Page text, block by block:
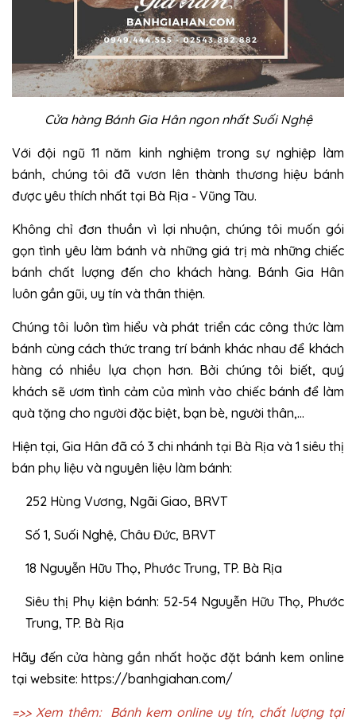
Cửa hàng Bánh Gia Hân ngon nhất Suối Nghệ
Với đội ngũ 11 năm kinh nghiệm trong sự nghiệp làm
bánh, chúng tôi đã vươn lên thành thương hiệu bánh
được yêu thích nhất tại Bà Rịa - Vũng Tàu.
Không chỉ đơn thuần vì lợi nhuận, chúng tôi muốn gói
gọn tình yêu làm bánh và những giá trị mà những chiếc
bánh chất lượng đến cho khách hàng. Bánh Gia Hân
luôn gần gũi, uy tín và thân thiện.
Chúng tôi luôn tìm hiểu và phát triển các công thức làm
bánh cùng cách thức trang trí bánh khác nhau để khách
hàng có nhiều lựa chọn hơn. Bởi chúng tôi biết, quý
khách sẽ ươm tình cảm của mình vào chiếc bánh để làm
quà tặng cho người đặc biệt, bạn bè, người thân,…
Hiện tại, Gia Hân đã có 3 chi nhánh tại Bà Rịa và 1 siêu thị
bán phụ liệu và nguyên liệu làm bánh:
252 Hùng Vương, Ngãi Giao, BRVT
Số 1, Suối Nghệ, Châu Đức, BRVT
18 Nguyễn Hữu Thọ, Phước Trung, TP. Bà Rịa
Siêu thị Phụ kiện bánh: 52-54 Nguyễn Hữu Thọ, Phước
Trung, TP. Bà Rịa
Hãy đến cửa hàng gần nhất hoặc đặt bánh kem online
tại website: https://banhgiahan.com/
=>> Xem thêm: Bánh kem online uy tín, chất lượng tại